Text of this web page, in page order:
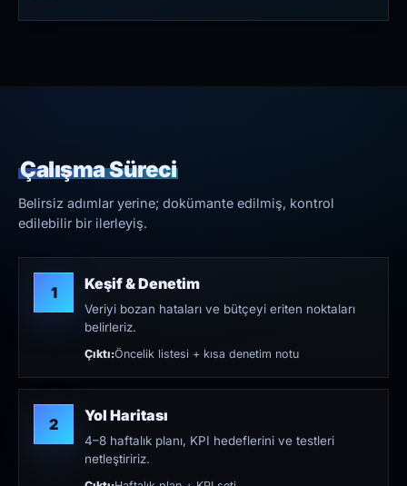
Çalışma Süreci
Belirsiz adımlar yerine; dokümante edilmiş, kontrol
edilebilir bir ilerleyiş.
1 Keşif & Denetim
Veriyi bozan hataları ve bütçeyi eriten noktaları
belirleriz.
Çıktı:Öncelik listesi + kısa denetim notu
2 Yol Haritası
4–8 haftalık planı, KPI hedeflerini ve testleri
netleştiririz.